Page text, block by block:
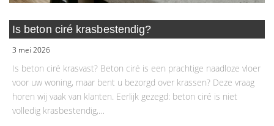
Is beton ciré krasbestendig?
3 mei 2026
Is beton ciré krasvast? Beton ciré is een prachtige naadloze vloer
voor uw woning, maar bent u bezorgd over krassen? Deze vraag
horen wij vaak van klanten. Eerlijk gezegd: beton ciré is niet
volledig krasbestendig,…